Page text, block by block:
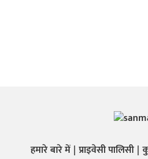
हमारे बारे में प्राइवेसी पालिसी